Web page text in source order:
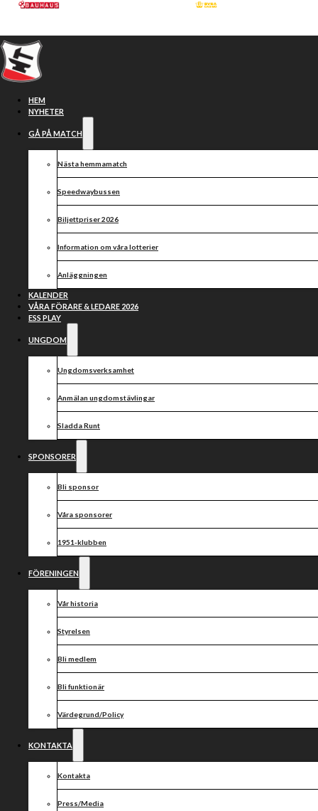
Hoppa till huvudinnehåll
HEM
NYHETER
GÅ PÅ MATCH
Nästa hemmamatch
Speedwaybussen
Biljettpriser 2026
Information om våra lotterier
Anläggningen
KALENDER
VÅRA FÖRARE & LEDARE 2026
ESS PLAY
UNGDOM
Ungdomsverksamhet
Anmälan ungdomstävlingar
Sladda Runt
SPONSORER
Bli sponsor
Våra sponsorer
1951-klubben
FÖRENINGEN
Vår historia
Styrelsen
Bli medlem
Bli funktionär
Värdegrund/Policy
KONTAKTA
Kontakta
Press/Media
Publikinformation 7/7